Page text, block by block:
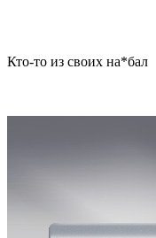
Кто-то из своих на*бал